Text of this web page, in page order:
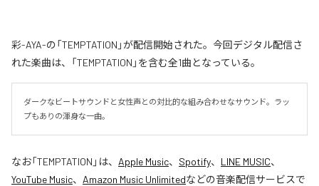
彩-AYA-の「TEMPTATION」が配信開始された。今回デジタル配信さ
れた楽曲は、「TEMPTATION」を含む全1曲となっている。
ダークなビートサウンドと女性声との対比的な組み合わせなサウンド。ラッ
プもありの渾身な一曲。
なお「TEMPTATION 」は、 Apple Music、 Spotify、 LINE MUSIC、
YouTube Music、 Amazon Music Unlimitedなどの音楽配信サービスで